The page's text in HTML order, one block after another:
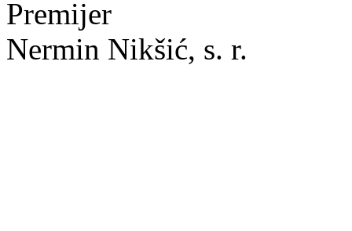
Premijer
Nermin Nikšić, s. r.